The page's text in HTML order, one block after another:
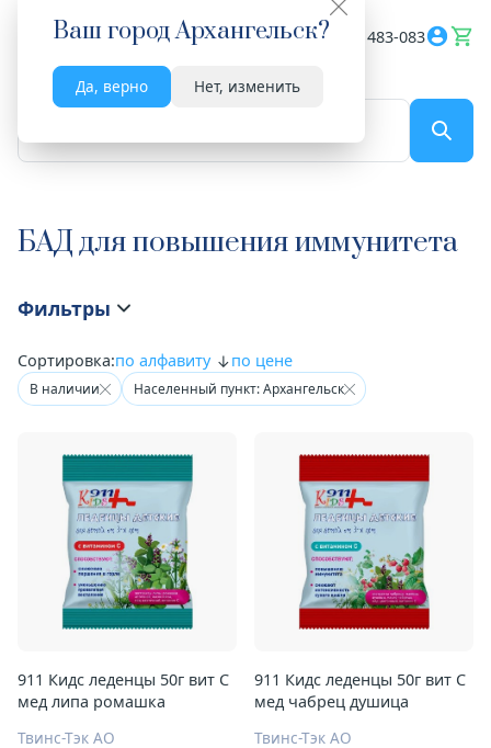
Ваш городАрхангельск?
Да, верно Нет, изменить
Весь сайт 8182 483-083
БАД для повышения иммунитета
Фильтры
Сортировка:по алфавиту по цене
В наличии Населенный пункт: Архангельск
911 Кидс леденцы 50г вит C
мед липа ромашка
Твинс-Тэк АО
911 Кидс леденцы 50г вит C
мед чабрец душица
Твинс-Тэк АО